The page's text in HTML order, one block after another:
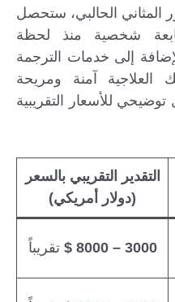
المثاني الحالبي، ستحصل
شخصية منذ لحظة
إلى خدمات الترجمة
العلاجية آمنة ومريحة
للأسعار التقريبية
التقدير التقريبي بالسعر
(دولار أمريكي)
3000 – 8000 $ تقريباً